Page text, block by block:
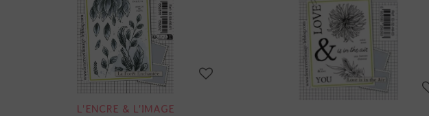
L'ENCRE & L'IMAGE